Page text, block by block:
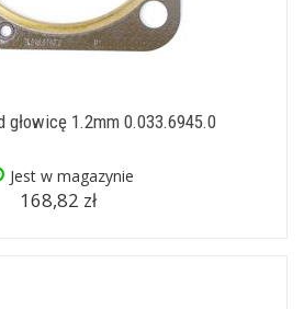
głowicę 1.2mm 0.033.6945.0
Jest w magazynie
168,82 zł